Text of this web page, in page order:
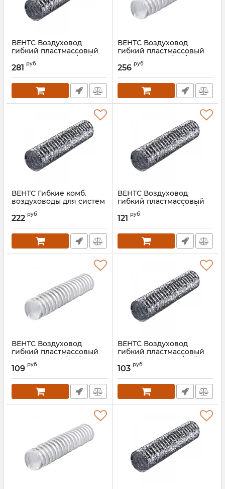
ВЕНТС Воздуховод
гибкий пластмассовый
Поливент 605М0/102/10
Артикул:
281 руб
ВЕНТС Воздуховод
гибкий пластмассовый
Поливент 606/102/6
Артикул:
256 руб
ВЕНТС Гибкие комб.
воздуховоды для систем
вентиляции Поливент
605М0/152/7,6 (сетка)
Артикул: 00000021786
222 руб
ВЕНТС Воздуховод
гибкий пластмассовый
Поливент 605М0/152/3
Артикул:
121 руб
ВЕНТС Воздуховод
гибкий пластмассовый
Поливент 660/152/3
Артикул:
109 руб
ВЕНТС Воздуховод
гибкий пластмассовый
Поливент 605М0/127/3
Артикул:
103 руб